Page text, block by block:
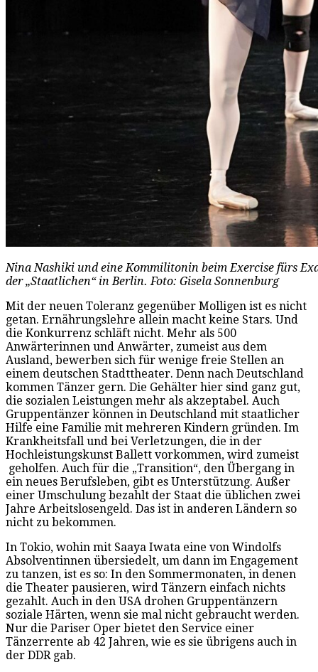
Nina Nashiki und eine Kommilitonin beim Exercise fürs
der „Staatlichen“ in Berlin. Foto: Gisela Sonnenburg
Mit der neuen Toleranz gegenüber Molligen ist es nicht
getan. Ernährungslehre allein macht keine Stars. Und
die Konkurrenz schläft nicht. Mehr als 500
Anwärterinnen und Anwärter, zumeist aus dem
Ausland, bewerben sich für wenige freie Stellen an
einem deutschen Stadttheater. Denn nach Deutschland
kommen Tänzer gern. Die Gehälter hier sind ganz gut,
die sozialen Leistungen mehr als akzeptabel. Auch
Gruppentänzer können in Deutschland mit staatlicher
Hilfe eine Familie mit mehreren Kindern gründen. Im
Krankheitsfall und bei Verletzungen, die in der
Hochleistungskunst Ballett vorkommen, wird zumeist
geholfen. Auch für die „Transition“, den Übergang in
ein neues Berufsleben, gibt es Unterstützung. Außer
einer Umschulung bezahlt der Staat die üblichen zwei
Jahre Arbeitslosengeld. Das ist in anderen Ländern so
nicht zu bekommen.
In Tokio, wohin mit Saaya Iwata eine von Windolfs
Absolventinnen übersiedelt, um dann im Engagement
zu tanzen, ist es so: In den Sommermonaten, in denen
die Theater pausieren, wird Tänzern einfach nichts
gezahlt. Auch in den USA drohen Gruppentänzern
soziale Härten, wenn sie mal nicht gebraucht werden.
Nur die Pariser Oper bietet den Service einer
Tänzerrente ab 42 Jahren, wie es sie übrigens auch in
der DDR gab.